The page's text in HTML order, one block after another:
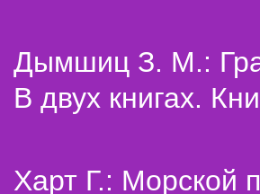
Дымшиц З. М.:
В двух книгах.
Харт Г.: Морской